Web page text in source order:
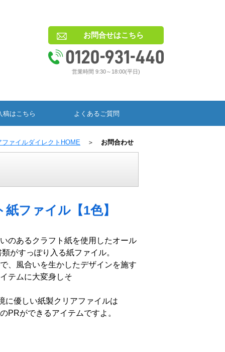
お問合せはこちら
営業時間 9:30～18:00(平日)
稿はこちら よくあるご質問
ファイルダイレクトHOME ＞ お問合わせ
ファイル【1色】
のあるクラフト紙を使用したオール
がすっぽり入る紙ファイル。
、風合いを生かしたデザインを施す
テムに大変身しそ
に優しい紙製クリアファイルは
PRができるアイテムですよ。